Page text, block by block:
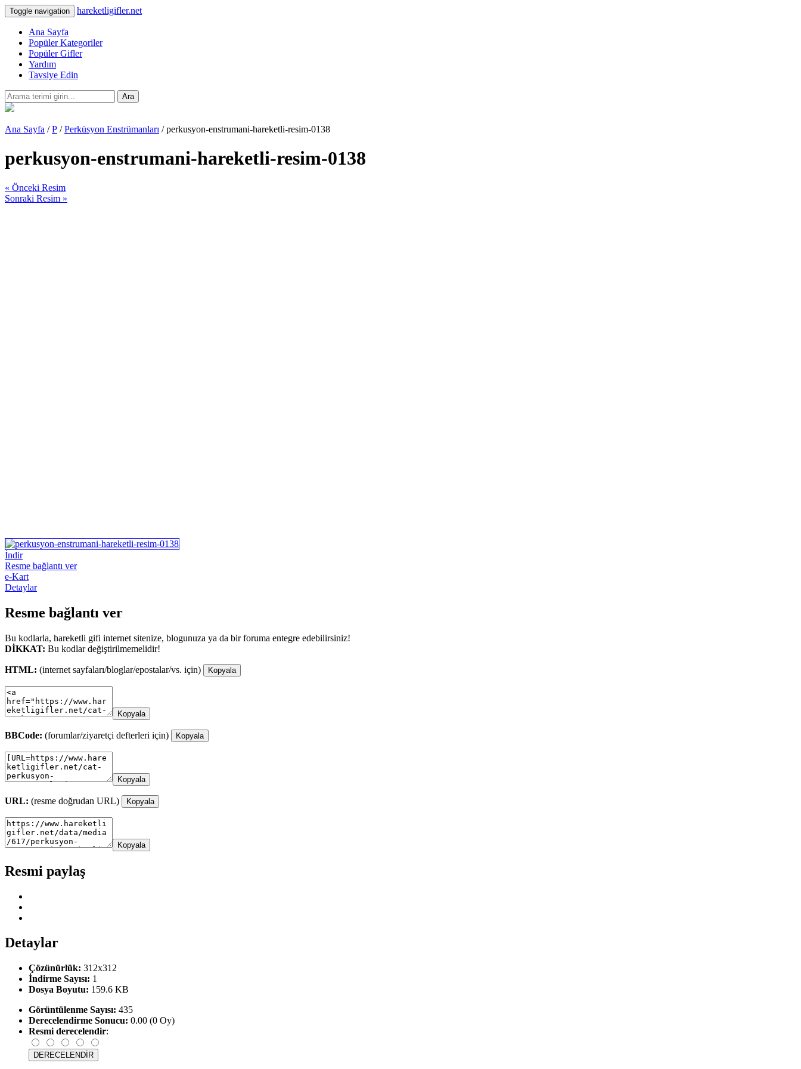
Toggle navigation hareketligifler.net
Ana Sayfa
Popüler Kategoriler
Popüler Gifler
Yardım
Tavsiye Edin
Ara
Ana Sayfa /P /Perküsyon Enstrümanları / perkusyon-enstrumani-hareketli-resim-0138
perkusyon-enstrumani-hareketli-resim-0138
« Önceki Resim
Sonraki Resim »
İndir
Resme bağlantı ver
e-Kart
Detaylar
Resme bağlantı ver
Bu kodlarla, hareketli gifi internet sitenize, blogunuza ya da bir foruma entegre edebilirsiniz!
DİKKAT: Bu kodlar değiştirilmemelidir!
HTML: (internet sayfaları/bloglar/epostalar/vs. için) Kopyala
Kopyala
BBCode: (forumlar/ziyaretçi defterleri için) Kopyala
Kopyala
URL: (resme doğrudan URL) Kopyala
Kopyala
Resmi paylaş
Detaylar
Çözünürlük: 312x312
İndirme Sayısı: 1
Dosya Boyutu: 159.6 KB
Görüntülenme Sayısı: 435
Derecelendirme Sonucu: 0.00 (0 Oy)
Resmi derecelendir: